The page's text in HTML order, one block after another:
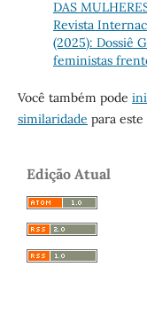
DAS
Revista
(2025): Dossiê
feministas
Você também pode
similaridade para
Edição Atual